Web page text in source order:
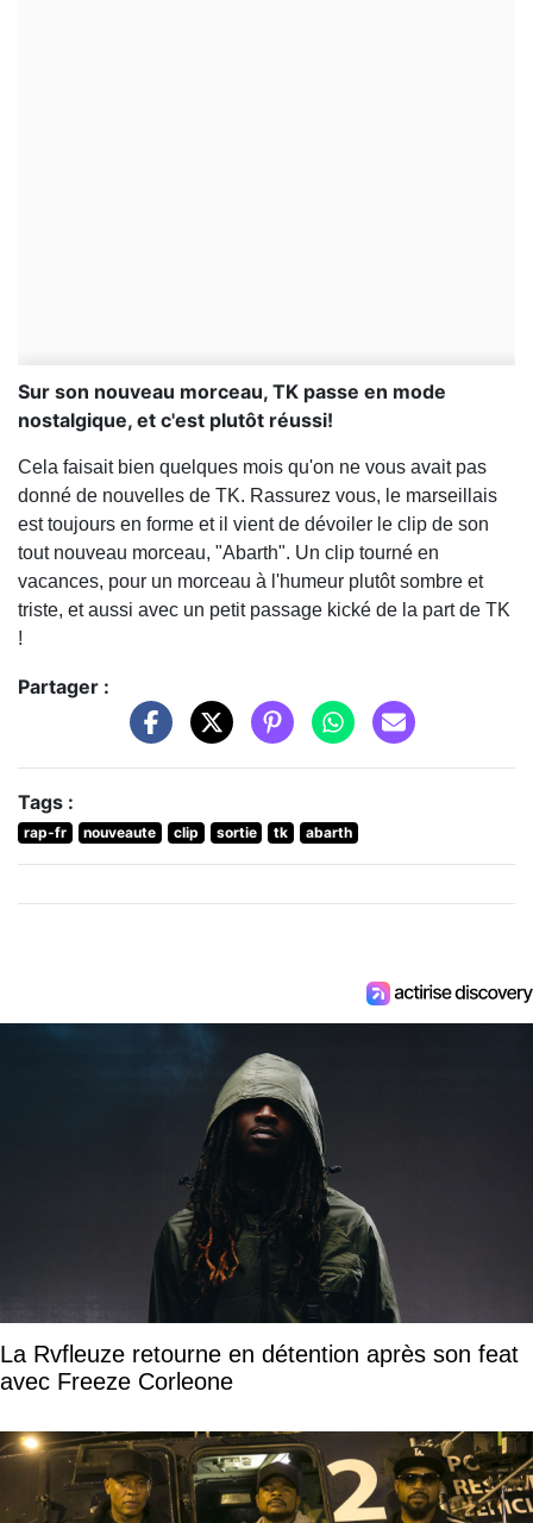
Sur son nouveau morceau, TK passe en mode
nostalgique, et c'est plutôt réussi!
Cela faisait bien quelques mois qu'on ne vous avait pas
donné de nouvelles de TK. Rassurez vous, le marseillais
est toujours en forme et il vient de dévoiler le clip de son
tout nouveau morceau, "Abarth". Un clip tourné en
vacances, pour un morceau à l'humeur plutôt sombre et
triste, et aussi avec un petit passage kické de la part de TK
!
Partager :
Tags :
rap-fr nouveaute clip sortie tk abarth
La Rvfleuze retourne en détention après son feat
avec Freeze Corleone